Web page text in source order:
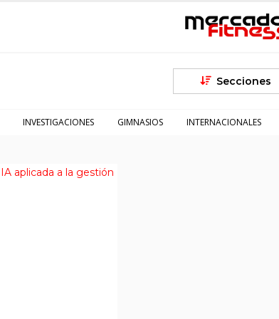
Secciones
INVESTIGACIONES GIMNASIOS INTERNACIONALES